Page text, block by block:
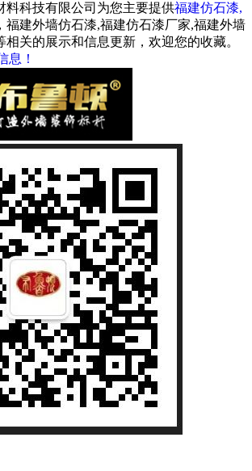
料科技有限公司为您主要提供福建仿石漆,
，福建外墙仿石漆,福建仿石漆厂家,福建外墙
关的展示和信息更新，欢迎您的收藏。
息！